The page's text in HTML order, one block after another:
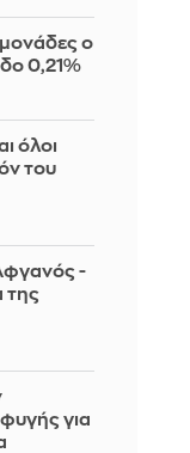
ο
0,21%
όλοι
του
-
της
για